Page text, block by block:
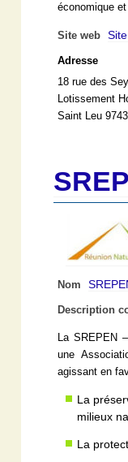
économique et
Site web
Adresse
18 rue des
Lotissement
Saint Leu
Nom
Description
La SREPEN
une
agissant en
La
milieux
La